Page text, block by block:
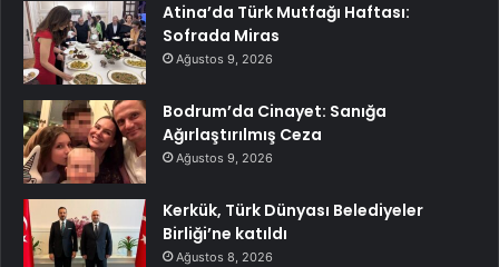
Atina’da Türk Mutfağı Haftası:
Sofrada Miras
Ağustos 9, 2026
Bodrum’da Cinayet: Sanığa
Ağırlaştırılmış Ceza
Ağustos 9, 2026
Kerkük, Türk Dünyası Belediyeler
Birliği’ne katıldı
Ağustos 8, 2026